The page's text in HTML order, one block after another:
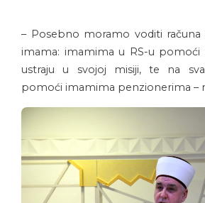
– Posebno moramo voditi računa
imama: imamima u RS-u
ustraju u svojoj misiji, te na
pomoći imamima penzionerima –